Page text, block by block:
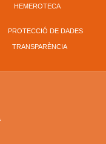
HEMEROTECA
PROTECCIÓ DE DADES
TRANSPARÈNCIA